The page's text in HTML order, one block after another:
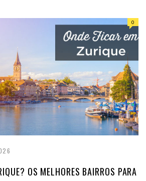
0
OS MELHORES BAIRROS PARA